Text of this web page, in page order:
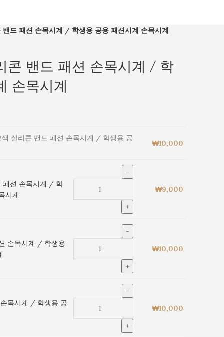
밴드 패션 손목시계 / 학생용 공용 패션시계 손목시계
콘 밴드 패션 손목시계 / 학
손목시계
색 실리콘 밴드 패션 손목시계 / 학생용 공
₩10,000
패션 손목시계 / 학
시계
₩9,000
손목시계 / 학생용
₩10,000
목시계 / 학생용 공
₩10,000